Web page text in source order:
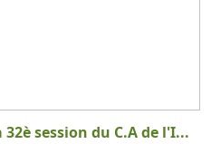
session du C.A de l'I...